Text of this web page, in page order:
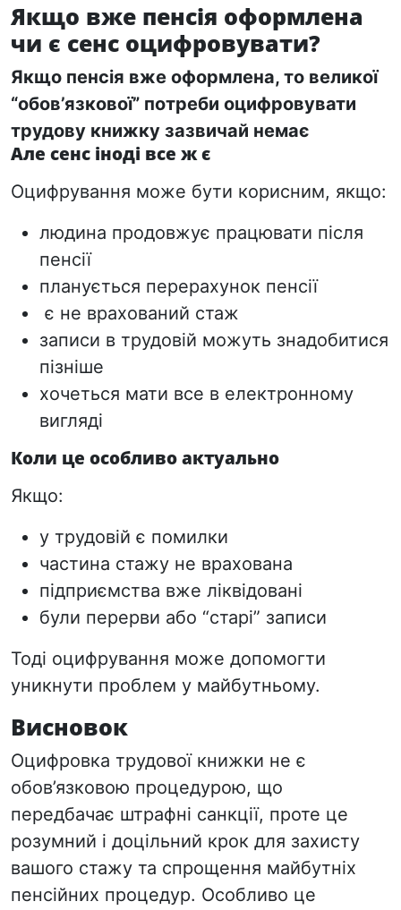
Якщо вже пенсія оформлена
чи є сенс оцифровувати?
Якщо пенсія вже оформлена, то великої
“обов’язкової” потреби оцифровувати
трудову книжку зазвичай немає
Але сенс іноді все ж є
Оцифрування може бути корисним, якщо:
людина продовжує працювати після
пенсії
планується перерахунок пенсії
є не врахований стаж
записи в трудовій можуть знадобитися
пізніше
хочеться мати все в електронному
вигляді
Коли це особливо актуально
Якщо:
у трудовій є помилки
частина стажу не врахована
підприємства вже ліквідовані
були перерви або “старі” записи
Тоді оцифрування може допомогти
уникнути проблем у майбутньому.
Висновок
Оцифровка трудової книжки не є
обов’язковою процедурою, що
передбачає штрафні санкції, проте це
розумний і доцільний крок для захисту
вашого стажу та спрощення майбутніх
пенсійних процедур. Особливо це